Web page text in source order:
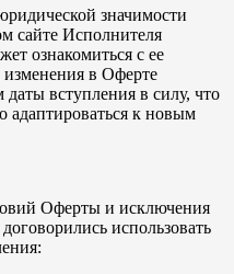
значимости
сайте Исполнителя
ознакомиться с ее
в Оферте
вступления в силу, что
адаптироваться к новым
Оферты и исключения
использовать